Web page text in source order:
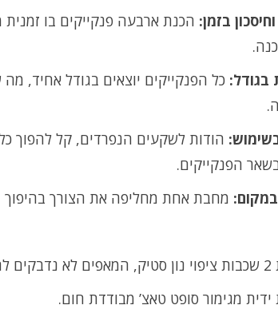
בזמן: הכנת ארבעה פנקייקים בו
בגודל: כל הפנקייקים יוצאים בגודל אחיד,
הודות לשקעים הנפרדים, קל להפוך
הפנקייקים.
במקום: מחבת אחת מחליפה את הצורך
מגימור סופט טאצ’ מבודדת חום.